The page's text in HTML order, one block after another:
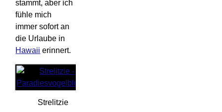
stammt, aber ich
fühle mich
immer sofort an
die Urlaube in
Hawaii erinnert.
Strelitzie